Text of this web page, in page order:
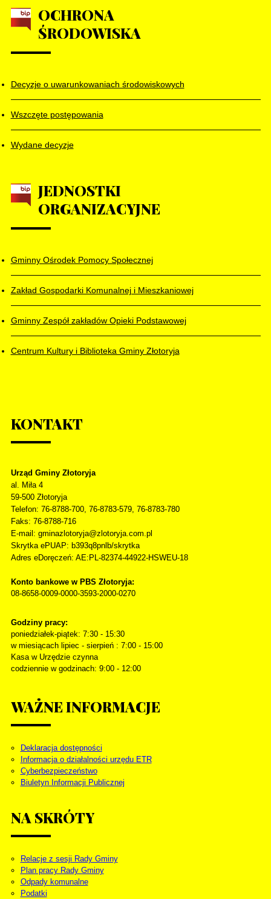
OCHRONA
ŚRODOWISKA
Decyzje o uwarunkowaniach środowiskowych
Wszczęte postępowania
Wydane decyzje
JEDNOSTKI
ORGANIZACYJNE
Gminny Ośrodek Pomocy Społecznej
Zakład Gospodarki Komunalnej i Mieszkaniowej
Gminny Zespół zakładów Opieki Podstawowej
Centrum Kultury i Biblioteka Gminy Złotoryja
KONTAKT
Urząd Gminy Złotoryja
al. Miła 4
59-500 Złotoryja
Telefon: 76-8788-700, 76-8783-579, 76-8783-780
Faks: 76-8788-716
E-mail: gminazlotoryja@zlotoryja.com.pl
Skrytka ePUAP: b393q8pnlb/skrytka
Adres eDoręczeń: AE:PL-82374-44922-HSWEU-18
Konto bankowe w PBS Złotoryja:
08-8658-0009-0000-3593-2000-0270
Godziny pracy:
poniedziałek-piątek: 7:30 - 15:30
w miesiącach lipiec - sierpień : 7:00 - 15:00
Kasa w Urzędzie czynna
codziennie w godzinach: 9:00 - 12:00
WAŻNEINFORMACJE
Deklaracja dostępności
Informacja o działalności urzędu ETR
Cyberbezpieczeństwo
Biuletyn Informacji Publicznej
NA SKRÓTY
Relacje z sesji Rady Gminy
Plan pracy Rady Gminy
Odpady komunalne
Podatki